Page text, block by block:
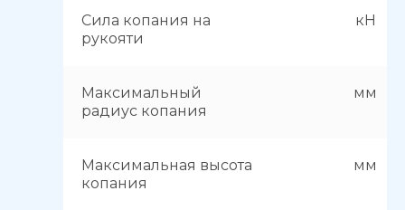
Сила копания на
рукояти
кН
Максимальный
радиус копания
мм
Максимальная высота
копания
мм